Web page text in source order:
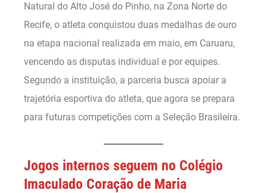
Natural do Alto José do Pinho, na Zona Norte do
Recife, o atleta conquistou duas medalhas de ouro
na etapa nacional realizada em maio, em Caruaru,
vencendo as disputas individual e por equipes.
Segundo a instituição, a parceria busca apoiar a
trajetória esportiva do atleta, que agora se prepara
para futuras competições com a Seleção Brasileira.
Jogos internos seguem no Colégio
Imaculado Coração de Maria